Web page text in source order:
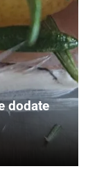
dodate